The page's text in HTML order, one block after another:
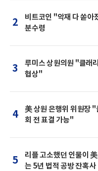
2
비트코인 "악재 다 쏟
분수령
3
루미스 상원의원 "클래
협상"
4
美 상원 은행위 위원장
회 전 표결 가능"
5
리플 고소했던 인물이
는 5년 법적 공방 잔혹사